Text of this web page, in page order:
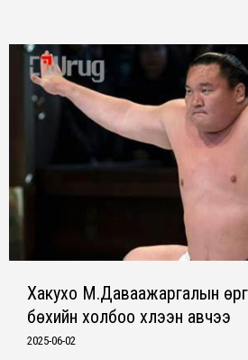
Хакухо М.Даваажаргалын
бөхийн холбоо хүлээн авчээ
2025-06-02